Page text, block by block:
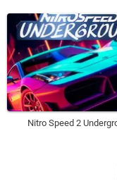
Nitro Speed 2